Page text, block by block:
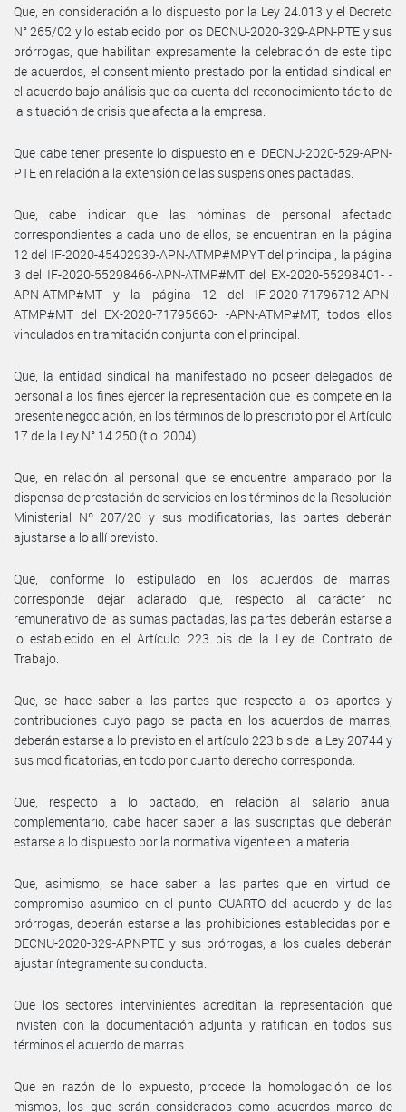
Que, en consideración a lo dispuesto por la Ley 24.013 y el Decreto
N° 265/02 y lo establecido por los DECNU-2020-329-APN-PTE y sus
prórrogas, que habilitan expresamente la celebración de este tipo
de acuerdos, el consentimiento prestado por la entidad sindical en
el acuerdo bajo análisis que da cuenta del reconocimiento tácito de
la situación de crisis que afecta a la empresa.
Que cabe tener presente lo dispuesto en el DECNU-2020-529-APN-
PTE en relación a la extensión de las suspensiones pactadas.
Que, cabe indicar que las nóminas de personal afectado
correspondientes a cada uno de ellos, se encuentran en la página
12 del IF-2020-45402939-APN-ATMP#MPYT del principal, la página
3 del IF-2020-55298466-APN-ATMP#MT del EX-2020-55298401- -
APN-ATMP#MT y la página 12 del IF-2020-71796712-APN-
ATMP#MT del EX-2020-71795660- -APN-ATMP#MT, todos ellos
vinculados en tramitación conjunta con el principal.
Que, la entidad sindical ha manifestado no poseer delegados de
personal a los fines ejercer la representación que les compete en la
presente negociación, en los términos de lo prescripto por el Artículo
17 de la Ley N° 14.250 (t.o. 2004).
Que, en relación al personal que se encuentre amparado por la
dispensa de prestación de servicios en los términos de la Resolución
Ministerial Nº 207/20 y sus modificatorias, las partes deberán
ajustarse a lo allí previsto.
Que, conforme lo estipulado en los acuerdos de marras,
corresponde dejar aclarado que, respecto al carácter no
remunerativo de las sumas pactadas, las partes deberán estarse a
lo establecido en el Artículo 223 bis de la Ley de Contrato de
Trabajo.
Que, se hace saber a las partes que respecto a los aportes y
contribuciones cuyo pago se pacta en los acuerdos de marras,
deberán estarse a lo previsto en el artículo 223 bis de la Ley 20744 y
sus modificatorias, en todo por cuanto derecho corresponda.
Que, respecto a lo pactado, en relación al salario anual
complementario, cabe hacer saber a las suscriptas que deberán
estarse a lo dispuesto por la normativa vigente en la materia.
Que, asimismo, se hace saber a las partes que en virtud del
compromiso asumido en el punto CUARTO del acuerdo y de las
prórrogas, deberán estarse a las prohibiciones establecidas por el
DECNU-2020-329-APNPTE y sus prórrogas, a los cuales deberán
ajustar íntegramente su conducta.
Que los sectores intervinientes acreditan la representación que
invisten con la documentación adjunta y ratifican en todos sus
términos el acuerdo de marras.
Que en razón de lo expuesto, procede la homologación de los
mismos, los que serán considerados como acuerdos marco de